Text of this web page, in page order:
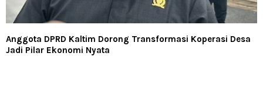
Anggota DPRD Kaltim Dorong Transformasi Koperasi Desa
Jadi Pilar Ekonomi Nyata